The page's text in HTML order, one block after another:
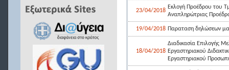
23/04/2018
Εκλογή Προέδρου του
Αναπληρώτριας
19/04/2018 Παραταση δηλώσεων
18/04/2018
Διαδικασία Επιλογής
Εργαστηριακού
Εργαστηριακού